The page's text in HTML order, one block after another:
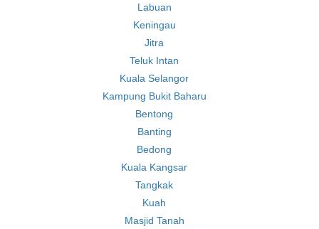
Labuan
Keningau
Jitra
Teluk Intan
Kuala Selangor
Kampung Bukit Baharu
Bentong
Banting
Bedong
Kuala Kangsar
Tangkak
Kuah
Masjid Tanah